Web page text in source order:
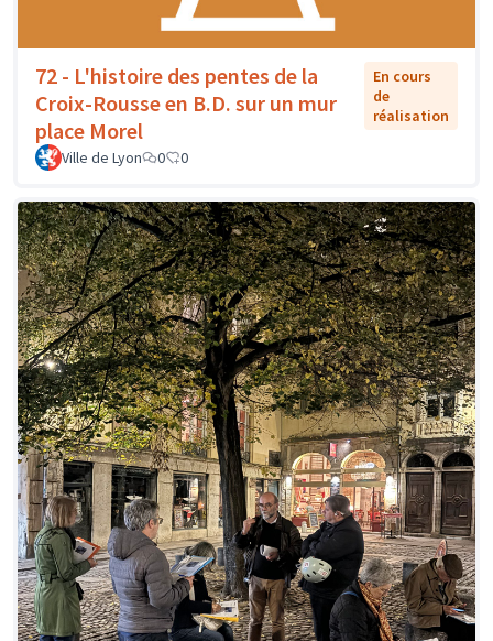
72 - L'histoire des pentes de la
Croix-Rousse en B.D. sur un mur
place Morel
En cours
de
réalisation
Ville de Lyon 0 0